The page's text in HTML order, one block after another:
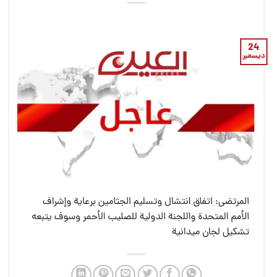
24
ديسمبر
المرتضى: اتفاق انتشال وتسليم الجثامين برعاية وإشراف
الأمم المتحدة واللجنة الدولية للصليب الأحمر وسوف يتبعه
تشكيل لجان ميدانية